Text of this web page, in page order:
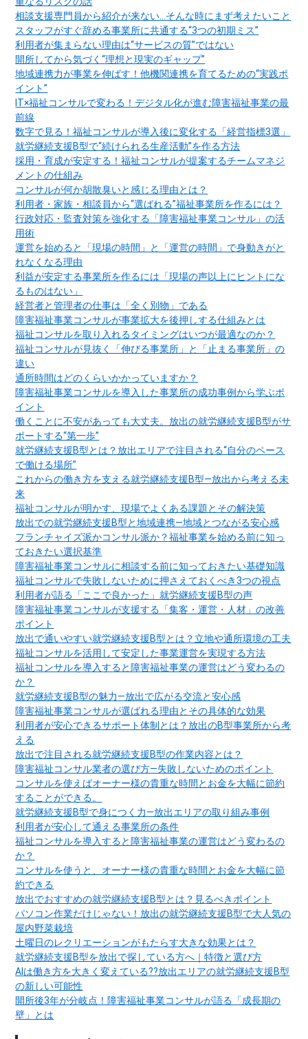
相談支援専門員から紹介が来ない…そんな時にまず考えたいこと
スタッフがすぐ辞める事業所に共通する“3つの初期ミス”
利用者が集まらない理由は“サービスの質”ではない
開所してから気づく“理想と現実のギャップ”
地域連携力が事業を伸ばす！他機関連携を育てるための“実践ポ
イント”
IT×福祉コンサルで変わる！デジタル化が進む障害福祉事業の最
前線
数字で見る！福祉コンサルが導入後に変化する「経営指標3選」
就労継続支援B型で“続けられる生産活動”を作る方法
採用・育成が安定する！福祉コンサルが提案するチームマネジ
メントの仕組み
コンサルが何か胡散臭いと感じる理由とは？
利用者・家族・相談員から“選ばれる”福祉事業所を作るには？
行政対応・監査対策を強化する「障害福祉事業コンサル」の活
用術
運営を始めると「現場の時間」と「運営の時間」で身動きがと
れなくなる理由
利益が安定する事業所を作るには「現場の声以上にヒントにな
るものはない」
経営者と管理者の仕事は「全く別物」である
障害福祉事業コンサルが事業拡大を後押しする仕組みとは
福祉コンサルを取り入れるタイミングはいつが最適なのか？
福祉コンサルが見抜く「伸びる事業所」と「止まる事業所」の
違い
通所時間はどのくらいかかっていますか？
障害福祉事業コンサルを導入した事業所の成功事例から学ぶポ
イント
働くことに不安があっても大丈夫。放出の就労継続支援B型がサ
ポートする“第一歩”
就労継続支援B型とは？放出エリアで注目される“自分のペース
で働ける場所”
これからの働き方を支える就労継続支援B型―放出から考える未
来
福祉コンサルが明かす、現場でよくある課題とその解決策
放出での就労継続支援B型と地域連携―地域とつながる安心感
フランチャイズ派かコンサル派か？福祉事業を始める前に知っ
ておきたい選択基準
障害福祉事業コンサルに相談する前に知っておきたい基礎知識
福祉コンサルで失敗しないために押さえておくべき3つの視点
利用者が語る「ここで良かった」就労継続支援B型の声
障害福祉事業コンサルが支援する「集客・運営・人材」の改善
ポイント
放出で通いやすい就労継続支援B型とは？立地や通所環境の工夫
福祉コンサルを活用して安定した事業運営を実現する方法
福祉コンサルを導入すると障害福祉事業の運営はどう変わるの
か？
就労継続支援B型の魅力―放出で広がる交流と安心感
障害福祉事業コンサルが選ばれる理由とその具体的な効果
利用者が安心できるサポート体制とは？放出のB型事業所から考
える
放出で注目される就労継続支援B型の作業内容とは？
障害福祉コンサル業者の選び方―失敗しないためのポイント
コンサルを使えばオーナー様の貴重な時間とお金を大幅に節約
することができる。
就労継続支援B型で身につく力―放出エリアの取り組み事例
利用者が安心して通える事業所の条件
福祉コンサルを導入すると障害福祉事業の運営はどう変わるの
か？
コンサルを使うと、オーナー様の貴重な時間とお金を大幅に節
約できる
放出でおすすめの就労継続支援B型とは？見るべきポイント
パソコン作業だけじゃない！放出の就労継続支援B型で大人気の
屋内野菜栽培
土曜日のレクリエーションがもたらす大きな効果とは？
就労継続支援B型を放出で探している方へ｜特徴と選び方
AIは働き方を大きく変えている??放出エリアの就労継続支援B型
の新しい可能性
開所後3年が分岐点！障害福祉事業コンサルが語る「成長期の
壁」とは